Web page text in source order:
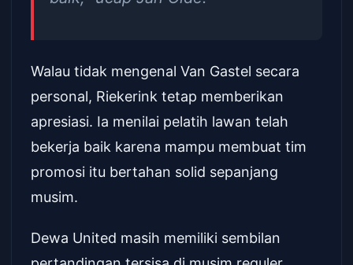
Walau tidak mengenal Van Gastel secara
personal, Riekerink tetap memberikan
apresiasi. Ia menilai pelatih lawan telah
bekerja baik karena mampu membuat tim
promosi itu bertahan solid sepanjang
musim.
Dewa United masih memiliki sembilan